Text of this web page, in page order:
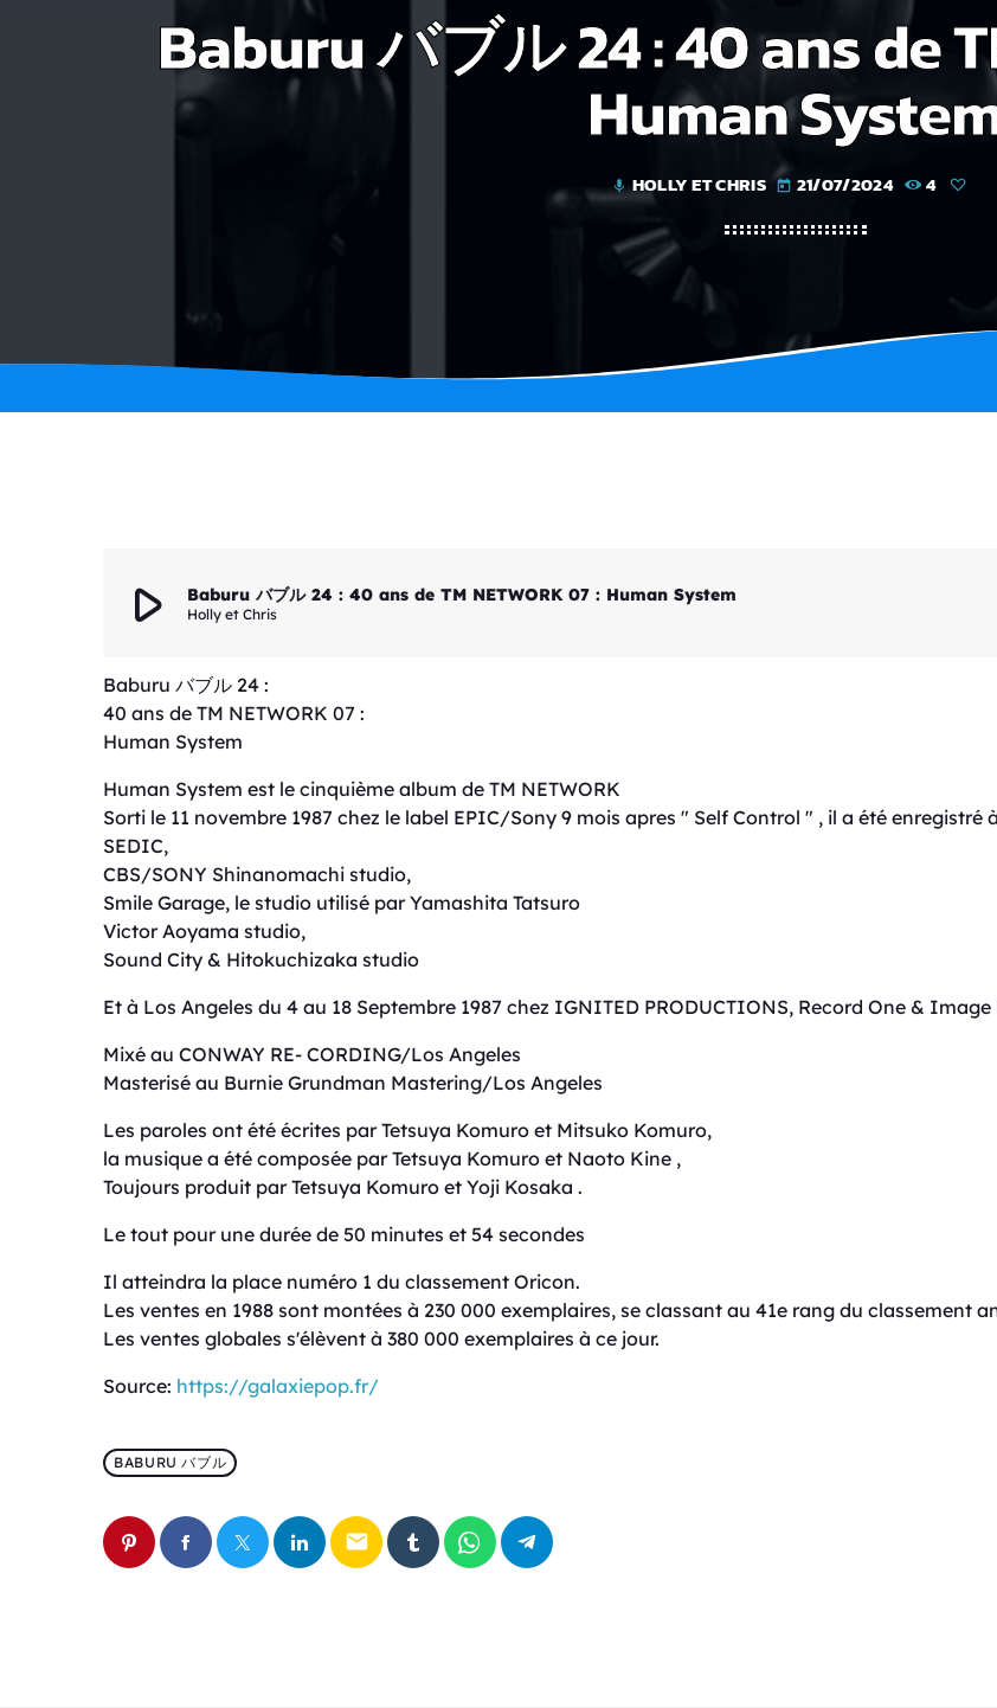
Baburu バブル 24 : 40 ans de
Human
mic HOLLY ET CHRIS today 21/07/2024 4
play_arrow Baburu バブル 24 : 40 ans de TM NETWORK 07 : Human System
Holly et Chris
Baburu バブル 24 :
40 ans de TM NETWORK 07 :
Human System
Human System est le cinquième album de TM NETWORK
Sorti le 11 novembre 1987 chez le label EPIC/Sony 9 mois apres " Self Control " , il a été enregistré
SEDIC,
CBS/SONY Shinanomachi studio,
Smile Garage, le studio utilisé par Yamashita Tatsuro
Victor Aoyama studio,
Sound City & Hitokuchizaka studio
Et à Los Angeles du 4 au 18 Septembre 1987 chez IGNITED PRODUCTIONS, Record One &
Mixé au CONWAY RE- CORDING/Los Angeles
Masterisé au Burnie Grundman Mastering/Los Angeles
Les paroles ont été écrites par Tetsuya Komuro et Mitsuko Komuro,
la musique a été composée par Tetsuya Komuro et Naoto Kine ,
Toujours produit par Tetsuya Komuro et Yoji Kosaka .
Le tout pour une durée de 50 minutes et 54 secondes
Il atteindra la place numéro 1 du classement Oricon.
Les ventes en 1988 sont montées à 230 000 exemplaires, se classant au 41e rang du classement
Les ventes globales s'élèvent à 380 000 exemplaires à ce jour.
Source: https://galaxiepop.fr/
BABURU バブル
email